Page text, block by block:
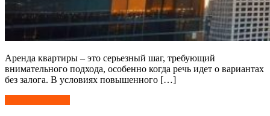
Аренда квартиры – это серьезный шаг, требующий
внимательного подхода, особенно когда речь идет о вариантах
без залога. В условиях повышенного […]